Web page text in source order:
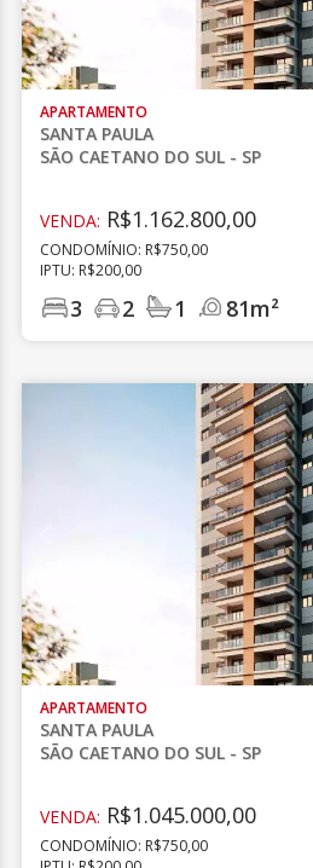
APARTAMENTO
SANTA PAULA
SÃO CAETANO DO SUL - SP
VENDA: R$1.162.800,00
CONDOMÍNIO: R$750,00
IPTU: R$200,00
3 2 1 81m²
APARTAMENTO
SANTA PAULA
SÃO CAETANO DO SUL - SP
VENDA: R$1.045.000,00
CONDOMÍNIO: R$750,00